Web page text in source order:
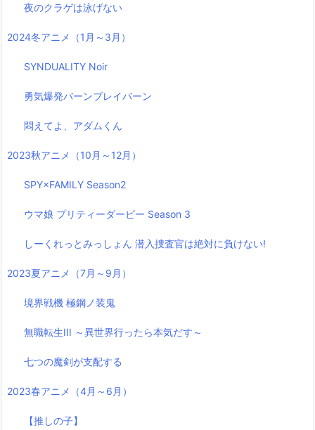
夜のクラゲは泳げない
2024冬アニメ（1月～3月）
SYNDUALITY Noir
勇気爆発バーンブレイバーン
悶えてよ、アダムくん
2023秋アニメ（10月～12月）
SPY×FAMILY Season2
ウマ娘 プリティーダービー Season 3
しーくれっとみっしょん 潜入捜査官は絶対に負けない!
2023夏アニメ（7月～9月）
境界戦機 極鋼ノ装鬼
無職転生III ～異世界行ったら本気だす～
七つの魔剣が支配する
2023春アニメ（4月～6月）
【推しの子】